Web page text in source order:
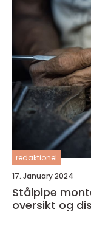
redaktionel
17. January 2024
Stålpipe
oversikt og